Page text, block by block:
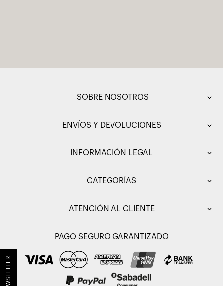
SOBRE NOSOTROS
ENVÍOS Y DEVOLUCIONES
INFORMACIÓN LEGAL
CATEGORÍAS
ATENCIÓN AL CLIENTE
PAGO SEGURO GARANTIZADO